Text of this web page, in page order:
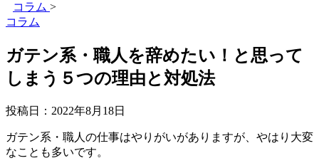
コラム >
コラム
ガテン系・職人を辞めたい！と思って
しまう５つの理由と対処法
投稿日： 2022年8月18日
ガテン系・職人の仕事はやりがいがありますが、やはり大変
なことも多いです。